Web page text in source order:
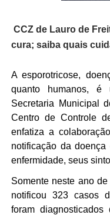
CCZ de Lauro de
cura; saiba quais
A esporotricose,
quanto humanos, é
Secretaria Municipal
Centro de Controle
enfatiza a
notificação da
enfermidade, seus
Somente neste ano
notificou 323 casos
foram